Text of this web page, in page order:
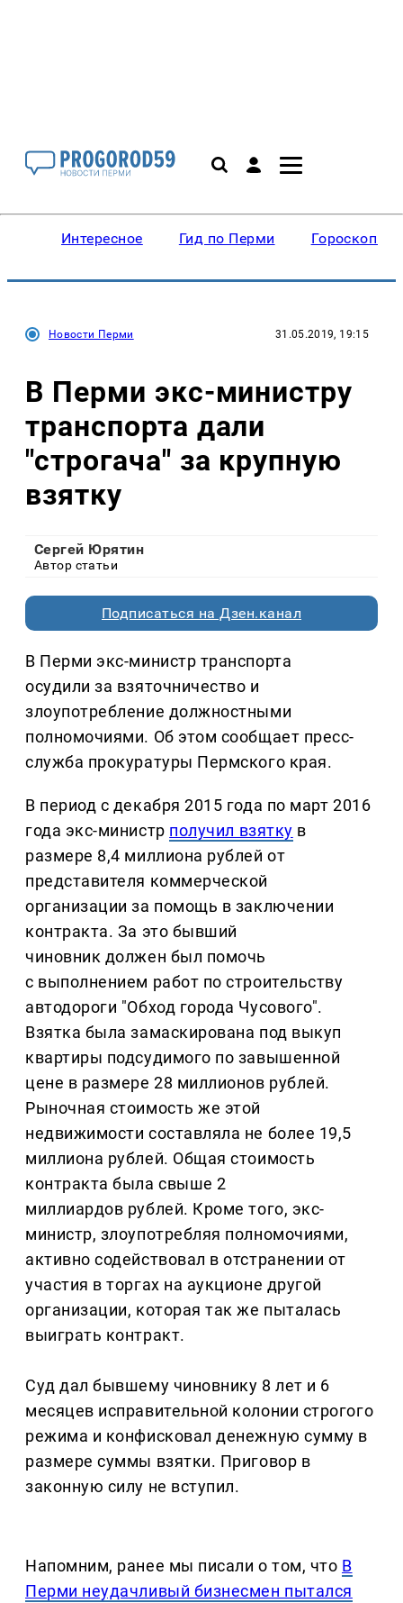
Интересное Гид по Перми Гороскопы
Новости Перми 31.05.2019, 19:15
В Перми экс-министру
транспорта дали
"строгача" за крупную
взятку
Сергей Юрятин
Автор статьи
Подписаться на Дзен.канал
В Перми экс-министр транспорта
осудили за взяточничество и
злоупотребление должностными
полномочиями. Об этом сообщает пресс-
служба прокуратуры Пермского края.
В период с декабря 2015 года по март 2016
года экс-министр получил взятку в
размере 8,4 миллиона рублей от
представителя коммерческой
организации за помощь в заключении
контракта. За это бывший
чиновник должен был помочь
с выполнением работ по строительству
автодороги "Обход города Чусового".
Взятка была замаскирована под выкуп
квартиры подсудимого по завышенной
цене в размере 28 миллионов рублей.
Рыночная стоимость же этой
недвижимости составляла не более 19,5
миллиона рублей. Общая стоимость
контракта была свыше 2
миллиардов рублей. Кроме того, экс-
министр, злоупотребляя полномочиями,
активно содействовал в отстранении от
участия в торгах на аукционе другой
организации, которая так же пыталась
выиграть контракт.
Суд дал бывшему чиновнику 8 лет и 6
месяцев исправительной колонии строгого
режима и конфисковал денежную сумму в
размере суммы взятки. Приговор в
законную силу не вступил.
Напомним, ранее мы писали о том, что В
Перми неудачливый бизнесмен пытался